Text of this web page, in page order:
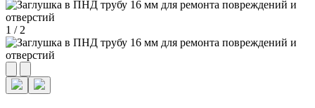
1 / 2